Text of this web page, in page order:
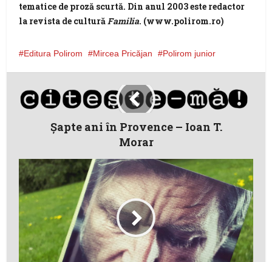
tematice de proză scurtă. Din anul 2003 este redactor
la revista de culturăFamilia. (www.polirom.ro)
Editura Polirom Mircea Pricăjan Polirom junior
Şapte ani în Provence – Ioan T.
Morar